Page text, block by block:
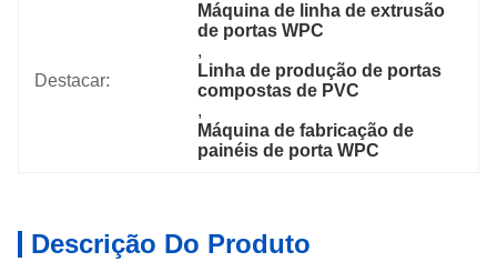
Destacar:
Máquina de linha de extrusão
de portas WPC
Linha de produção de portas
compostas de PVC
Máquina de fabricação de
painéis de porta WPC
Descrição Do Produto